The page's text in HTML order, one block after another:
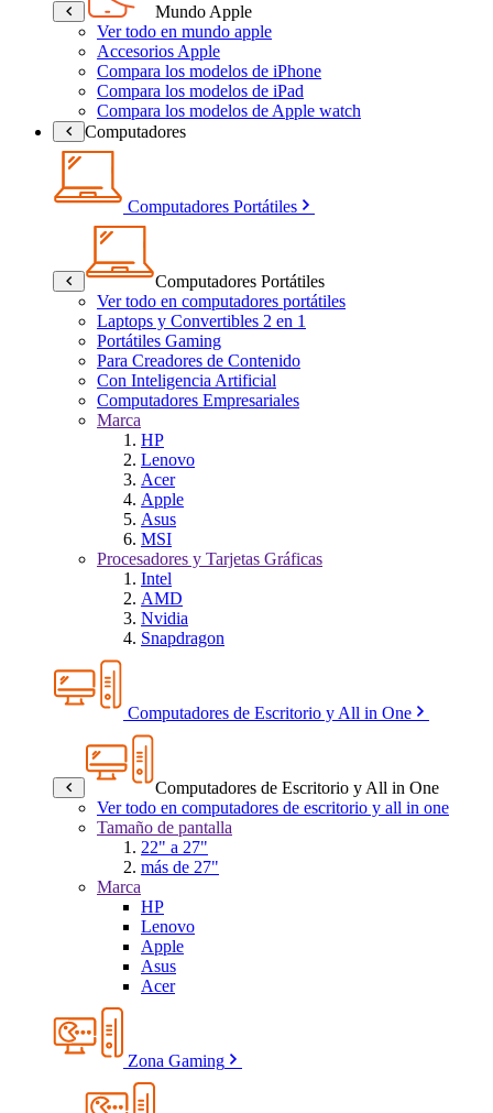
Mundo Apple
Ver todo en mundo apple
Accesorios Apple
Compara los modelos de iPhone
Compara los modelos de iPad
Compara los modelos de Apple watch
Computadores
Computadores Portátiles
Computadores Portátiles
Ver todo en computadores portátiles
Laptops y Convertibles 2 en 1
Portátiles Gaming
Para Creadores de Contenido
Con Inteligencia Artificial
Computadores Empresariales
Marca
HP
Lenovo
Acer
Apple
Asus
MSI
Procesadores y Tarjetas Gráficas
Intel
AMD
Nvidia
Snapdragon
Computadores de Escritorio y All in One
Computadores de Escritorio y All in One
Ver todo en computadores de escritorio y all in one
Tamaño de pantalla
22" a 27"
más de 27"
Marca
HP
Lenovo
Apple
Asus
Acer
Zona Gaming